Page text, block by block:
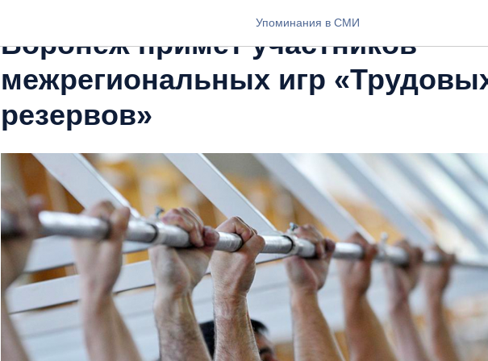
Упоминания в СМИ
Воронеж примет участников
межрегиональных игр
резервов»